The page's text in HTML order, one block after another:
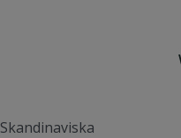
Skandinaviska